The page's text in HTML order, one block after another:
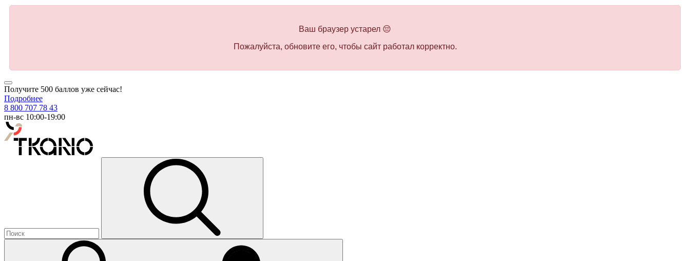
Ваш браузер устарел 😔
Пожалуйста, обновите его, чтобы сайт работал корректно.
Получите 500 баллов уже сейчас!
Подробнее
8 800 707 78 43
пн-вс 10:00-19:00